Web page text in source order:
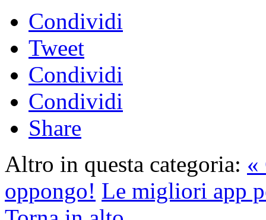
Condividi
Tweet
Condividi
Condividi
Share
Altro in questa categoria: «
oppongo! Le migliori app